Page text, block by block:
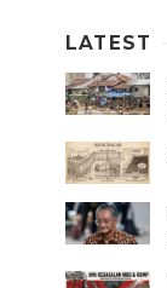
LATEST